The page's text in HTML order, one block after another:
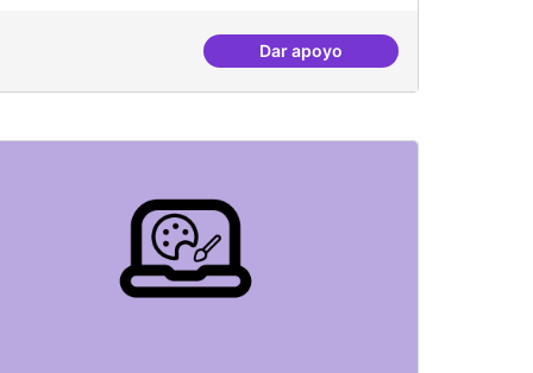
del postgrau Dar apoyoCursos de podcast i twitch